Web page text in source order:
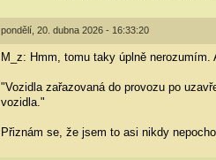
pondělí, 20. dubna 2026 - 16:33:20
M_z: Hmm, tomu taky úplně
"Vozidla zařazovaná do provozu po
vozidla."
Přiznám se, že jsem to asi nikdy